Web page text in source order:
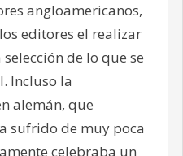
angloamericanos,
editores el realizar
de lo que se
Incluso la
alemán, que
sufrido de muy poca
celebraba un